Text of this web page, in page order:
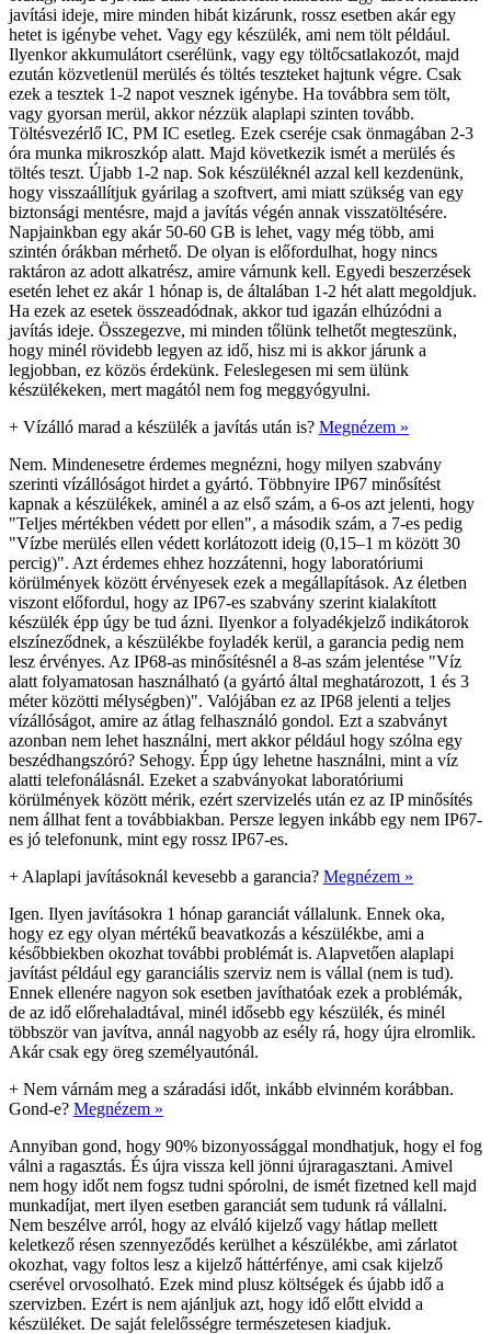
javítási ideje, mire minden hibát kizárunk, rossz esetben akár egy
hetet is igénybe vehet. Vagy egy készülék, ami nem tölt például.
Ilyenkor akkumulátort cserélünk, vagy egy töltőcsatlakozót, majd
ezután közvetlenül merülés és töltés teszteket hajtunk végre. Csak
ezek a tesztek 1-2 napot vesznek igénybe. Ha továbbra sem tölt,
vagy gyorsan merül, akkor nézzük alaplapi szinten tovább.
Töltésvezérlő IC, PM IC esetleg. Ezek cseréje csak önmagában 2-3
óra munka mikroszkóp alatt. Majd következik ismét a merülés és
töltés teszt. Újabb 1-2 nap. Sok készüléknél azzal kell kezdenünk,
hogy visszaállítjuk gyárilag a szoftvert, ami miatt szükség van egy
biztonsági mentésre, majd a javítás végén annak visszatöltésére.
Napjainkban egy akár 50-60 GB is lehet, vagy még több, ami
szintén órákban mérhető. De olyan is előfordulhat, hogy nincs
raktáron az adott alkatrész, amire várnunk kell. Egyedi beszerzések
esetén lehet ez akár 1 hónap is, de általában 1-2 hét alatt megoldjuk.
Ha ezek az esetek összeadódnak, akkor tud igazán elhúzódni a
javítás ideje. Összegezve, mi minden tőlünk telhetőt megteszünk,
hogy minél rövidebb legyen az idő, hisz mi is akkor járunk a
legjobban, ez közös érdekünk. Feleslegesen mi sem ülünk
készülékeken, mert magától nem fog meggyógyulni.
+ Vízálló marad a készülék a javítás után is? Megnézem »
Nem. Mindenesetre érdemes megnézni, hogy milyen szabvány
szerinti vízállóságot hirdet a gyártó. Többnyire IP67 minősítést
kapnak a készülékek, aminél a az első szám, a 6-os azt jelenti, hogy
"Teljes mértékben védett por ellen", a második szám, a 7-es pedig
"Vízbe merülés ellen védett korlátozott ideig (0,15–1 m között 30
percig)". Azt érdemes ehhez hozzátenni, hogy laboratóriumi
körülmények között érvényesek ezek a megállapítások. Az életben
viszont előfordul, hogy az IP67-es szabvány szerint kialakított
készülék épp úgy be tud ázni. Ilyenkor a folyadékjelző indikátorok
elszíneződnek, a készülékbe foyladék kerül, a garancia pedig nem
lesz érvényes. Az IP68-as minősítésnél a 8-as szám jelentése "Víz
alatt folyamatosan használható (a gyártó által meghatározott, 1 és 3
méter közötti mélységben)". Valójában ez az IP68 jelenti a teljes
vízállóságot, amire az átlag felhasználó gondol. Ezt a szabványt
azonban nem lehet használni, mert akkor például hogy szólna egy
beszédhangszóró? Sehogy. Épp úgy lehetne használni, mint a víz
alatti telefonálásnál. Ezeket a szabványokat laboratóriumi
körülmények között mérik, ezért szervizelés után ez az IP minősítés
nem állhat fent a továbbiakban. Persze legyen inkább egy nem IP67-
es jó telefonunk, mint egy rossz IP67-es.
+ Alaplapi javításoknál kevesebb a garancia? Megnézem »
Igen. Ilyen javításokra 1 hónap garanciát vállalunk. Ennek oka,
hogy ez egy olyan mértékű beavatkozás a készülékbe, ami a
későbbiekben okozhat további problémát is. Alapvetően alaplapi
javítást például egy garanciális szerviz nem is vállal (nem is tud).
Ennek ellenére nagyon sok esetben javíthatóak ezek a problémák,
de az idő előrehaladtával, minél idősebb egy készülék, és minél
többször van javítva, annál nagyobb az esély rá, hogy újra elromlik.
Akár csak egy öreg személyautónál.
+ Nem várnám meg a száradási időt, inkább elvinném korábban.
Gond-e? Megnézem »
Annyiban gond, hogy 90% bizonyossággal mondhatjuk, hogy el fog
válni a ragasztás. És újra vissza kell jönni újraragasztani. Amivel
nem hogy időt nem fogsz tudni spórolni, de ismét fizetned kell majd
munkadíjat, mert ilyen esetben garanciát sem tudunk rá vállalni.
Nem beszélve arról, hogy az elváló kijelző vagy hátlap mellett
keletkező résen szennyeződés kerülhet a készülékbe, ami zárlatot
okozhat, vagy foltos lesz a kijelző háttérfénye, ami csak kijelző
cserével orvosolható. Ezek mind plusz költségek és újabb idő a
szervizben. Ezért is nem ajánljuk azt, hogy idő előtt elvidd a
készüléket. De saját felelősségre természetesen kiadjuk.